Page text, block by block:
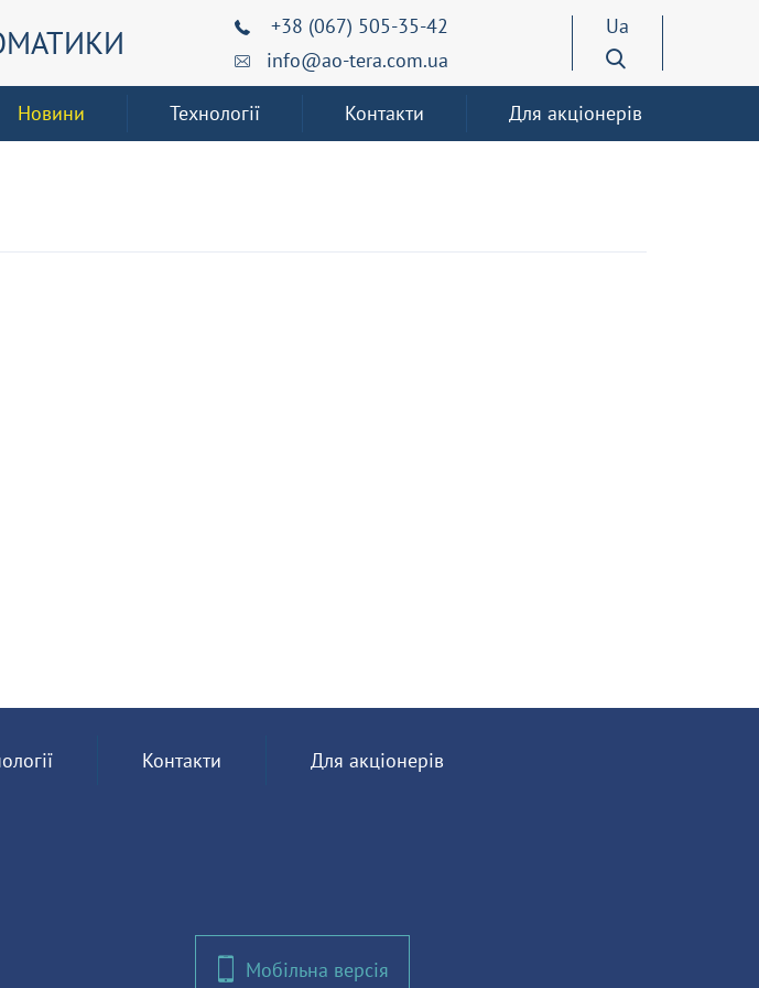
+38 (067) 505-35-42
info@ao-tera.com.ua
Ua
Новини Технології Контакти Для акціонерів
Контакти Для акціонерів
Мобільна версія